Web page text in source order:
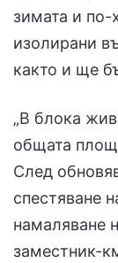
зимата и по-
изолирани
както и ще
„В блока
общата площ
След
спестяване
намаляване
заместник-